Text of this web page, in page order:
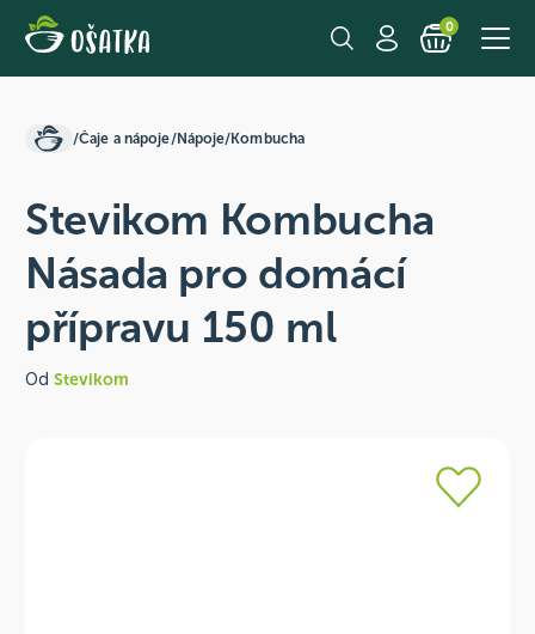
0
/Čaje a nápoje/Nápoje/Kombucha
Stevikom Kombucha
Násada pro domácí
přípravu 150 ml
Od Stevikom